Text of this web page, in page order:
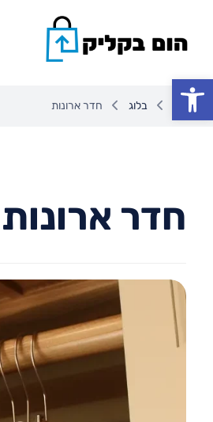
פתח סרגל נגישות
בלוג חדר ארונות
חדר ארונות